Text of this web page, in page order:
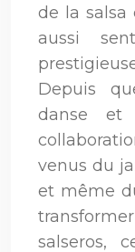
de la salsa
aussi
Depuis
danse et
venus du
et même
salseros,